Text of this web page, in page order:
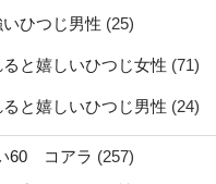
ひつじ男性 (25)
ると嬉しいひつじ女性 (71)
ると嬉しいひつじ男性 (24)
60 コアラ (257)